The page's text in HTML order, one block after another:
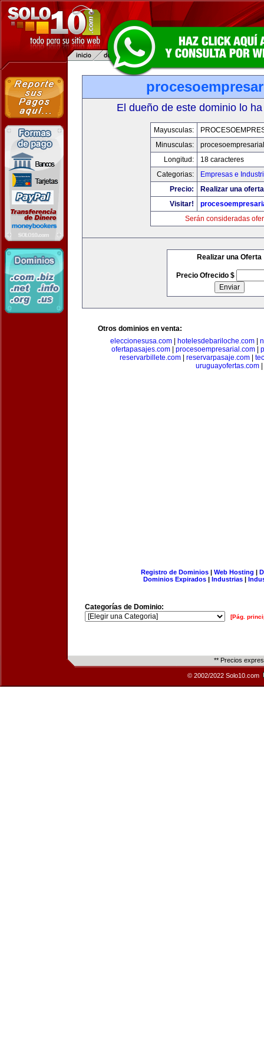
El dueño de este dominio lo
Mayusculas:
Minusculas:
Longitud:
18 caracteres
Categorias:
Empresas e
Precio:
Realizar una
Visitar!
Serán consideradas
Realizar una Oferta
Precio Ofrecido $
Otros dominios en venta:
eleccionesusa.com| hotelesdebariloche.com|
ofertapasajes.com| procesoempresarial.com|
reservarbillete.com
reservarpasaje.com
uruguayofertas.com
Registro de Dominios| Web Hosting |
Dominios Expirados | Industrias |
Categorías de Dominio:
[Pág.
** Precios
© 2002/2022 Solo10.com